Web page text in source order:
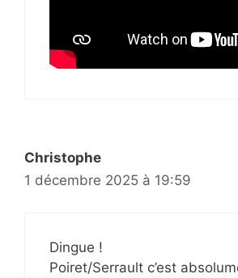
Christophe
1 décembre 2025 à 19:59
Dingue !
Poiret/Serrault c’est